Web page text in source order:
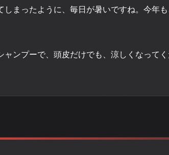
しまったように、毎日が暑いですね。今年
ャンプーで、頭皮だけでも、涼しくなってく